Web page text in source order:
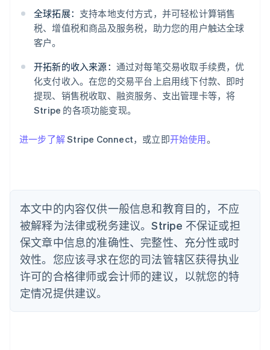
全球拓展： 支持本地支付方式，并可轻松计算销售
税、增值税和商品及服务税，助力您的用户触达全球
客户。
开拓新的收入来源： 通过对每笔交易收取手续费，优
化支付收入。在您的交易平台上启用线下付款、即时
提现、销售税收取、融资服务、支出管理卡等，将
Stripe 的各项功能变现。
进一步了解Stripe Connect，或立即开始使用。
本文中的内容仅供一般信息和教育目的，不应
被解释为法律或税务建议。Stripe 不保证或担
保文章中信息的准确性、完整性、充分性或时
效性。您应该寻求在您的司法管辖区获得执业
许可的合格律师或会计师的建议，以就您的特
定情况提供建议。
English
爱尔兰
English
爱沙尼亚
English
奥地利
DeutschEnglish
澳大利亚
English
PortuguêsEnglish
保加利亚
English
丹麦
English
德国
DeutschEnglish
法国
FrançaisEnglish
芬兰